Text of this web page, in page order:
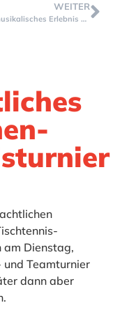
WEITER
Ein musikalisches Erlebnis der besonderen Art…
am Dienstag,
und Teamturnier
dann aber